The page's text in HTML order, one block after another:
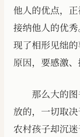
他人的优点，
接纳他人的优
现了相形见绌
原因，要感激、
那么大的
放的，一切取
农村孩子却沉